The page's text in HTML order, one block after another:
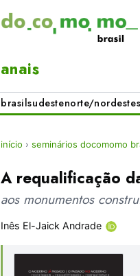
anais
brasilsudestenorte/nordeste
início › seminários docomomo
A requalificação
aos monumentos
Inês El-Jaick Andrade